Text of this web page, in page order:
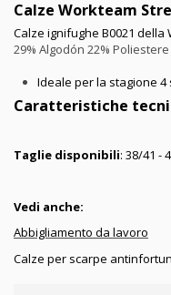
Calze Workteam
Calze ignifughe B0021
29% Algodón 22%
Ideale per la stagione 4
Caratteristiche
Taglie disponibili: 38/41 -
Vedi anche:
Abbigliamento da lavoro
Calze per scarpe